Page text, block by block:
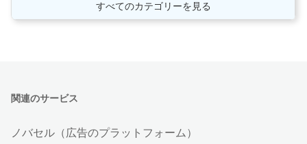
すべてのカテゴリーを見る
関連のサービス
ノバセル（広告のプラットフォーム）